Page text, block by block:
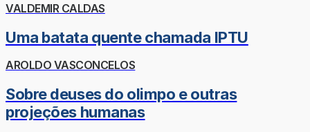
VALDEMIR CALDAS
Uma batata quente chamada IPTU
AROLDO VASCONCELOS
Sobre deuses do olimpo e outras
projeções humanas